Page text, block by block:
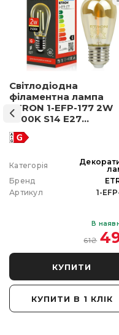
Світлодіодна
філаментна лампа
ETRON 1-EFP-177 2W
2500K S14 E27
позолочене скло
Категорія
Бренд
Артикул
1-
В
61₴
КУПИТИ
КУПИТИ В 1 КЛІК